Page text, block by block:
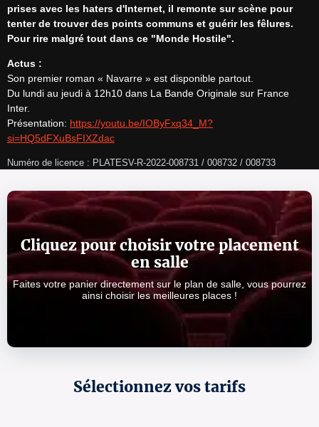
prises avec les haters d'Internet, il remonte sur scène pour
tenter de trouver des points communs et guérir les fêlures.
Pour rire malgré tout dans ce "Monde Hostile".
Actus :
Son premier roman « Navarre » est disponible partout.
Du lundi au jeudi à 12h10 dans La Bande Originale sur France
Inter.
Présentation: https://youtu.be/IOByFxq34_M?
si=HQ5dFXuBsFIXZdac
Numéro de licence : PLATESV-R-2022-008731 / 008732 / 008733
Cliquez pour choisir votre placement
en salle
Faites votre panier directement sur le plan de salle, vous pourrez
ainsi choisir les meilleures places !
Sélectionnez vos tarifs